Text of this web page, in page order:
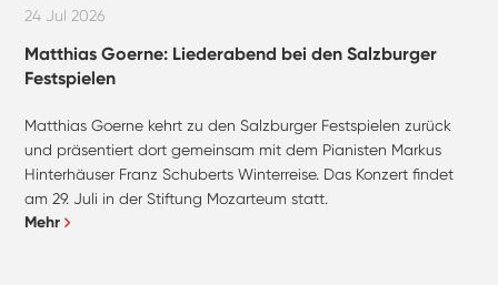
24 Jul 2026
Matthias Goerne: Liederabend bei den Salzburger
Festspielen
Matthias Goerne kehrt zu den Salzburger Festspielen zurück
und präsentiert dort gemeinsam mit dem Pianisten Markus
Hinterhäuser Franz Schuberts Winterreise. Das Konzert findet
am 29. Juli in der Stiftung Mozarteum statt.
Mehr